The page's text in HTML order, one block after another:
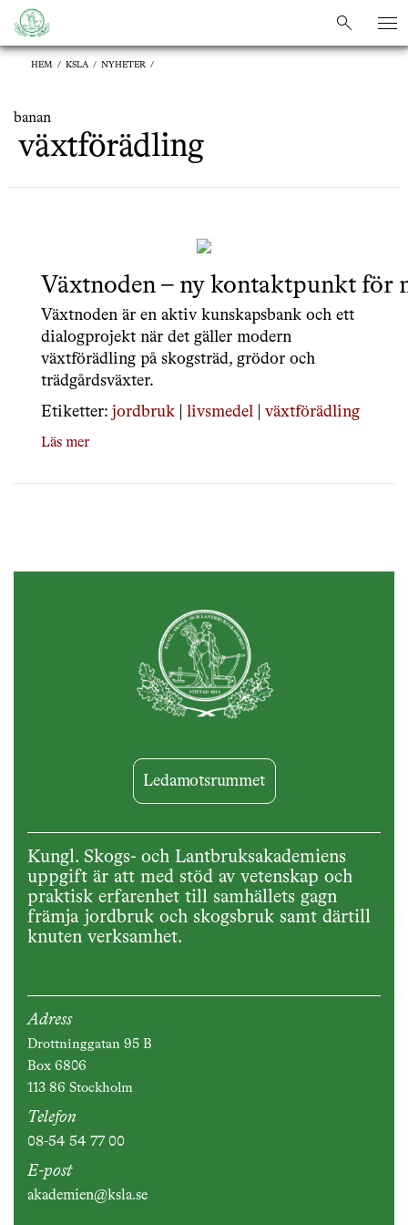
sök
sök
HEM / KSLA / NYHETER /
banan
växtförädling
Växtnoden – ny kontaktpunkt för
Växtnoden är en aktiv kunskapsbank och ett
dialogprojekt när det gäller modern
växtförädling på skogsträd, grödor och
trädgårdsväxter.
Etiketter: jordbruk livsmedel växtförädling
Läs mer
Ledamotsrummet
Kungl. Skogs- och Lantbruksakademiens
uppgift är att med stöd av vetenskap och
praktisk erfarenhet till samhällets gagn
främja jordbruk och skogsbruk samt därtill
knuten verksamhet.
Adress
Drottninggatan 95 B
Box 6806
113 86 Stockholm
Telefon
08-54 54 77 00
E-post
akademien@ksla.se